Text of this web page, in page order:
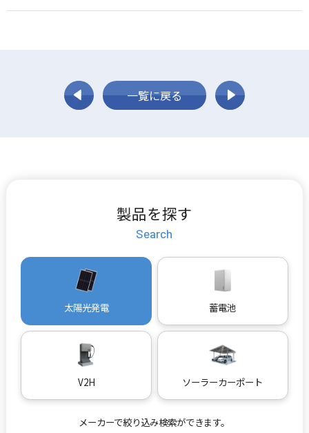
一覧に戻る
製品を探す
Search
太陽光発電 蓄電池
V2H ソーラーカーポート
メーカーで絞り込み検索ができます。